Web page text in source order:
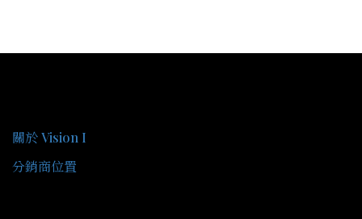
關於 Vision I
分銷商位置